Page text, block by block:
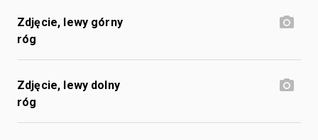
Zdjęcie, lewy górny
róg
Zdjęcie, lewy dolny
róg